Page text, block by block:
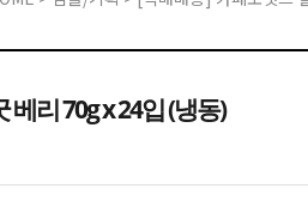
리 70g x 24입 (냉동)